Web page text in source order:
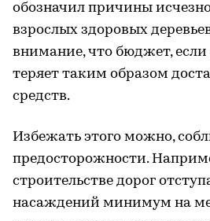
обозначил причины
взрослых здоровых
внимание, что бюджет, если
теряет таким образом
средств.
Избежать этого можно,
предосторожности.
строительстве дорог
насаждений минимум на